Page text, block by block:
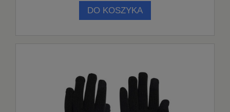
DO KOSZYKA